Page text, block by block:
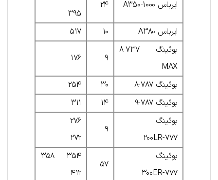
ایرباس A350-1000 ۲۴
۳۹۵
ایرباس A380
۱۰
۵۱۷
بوئینگ ۷۳۷-۸
MAX
۹ ۱۷۶
بوئینگ ۷۸۷-۸ ۳۰
۲۵۴
بوئینگ ۷۸۷-۹
۱۴
۳۱۱
بوئینگ
۷۷۷-۲۰۰LR
۹
۲۷۶
۲۷۲
بوئینگ
۷۷۷-۳۰۰ER
۵۷
۳۵۴ ۳۵۸
۴۱۲